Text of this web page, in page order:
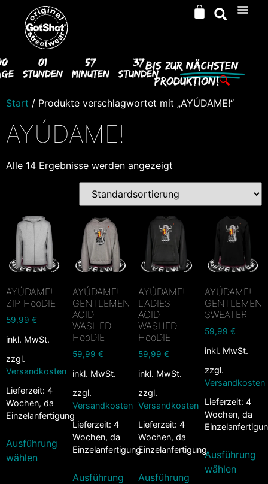
01
Stunden
57
Minuten
36
Stunden
Bis ZurNächsten
Produktion!🔍
Start / Produkte verschlagwortet mit „AYÚDAME!“
AYÚDAME!
Alle 14 Ergebnisse werden angezeigt
AYÚDAME!
ZIP HooDIE
59,99 €
inkl. MwSt.
zzgl.
Versandkosten
Lieferzeit: 4
Wochen, da
Einzelanfertigung
Ausführung
wählen
AYÚDAME!
GENTLEMEN
ACID
WASHED
HooDIE
59,99 €
inkl. MwSt.
zzgl.
Versandkosten
Lieferzeit: 4
Wochen, da
Einzelanfertigung
Ausführung
AYÚDAME!
LADIES
ACID
WASHED
HooDIE
59,99€
inkl. MwSt.
zzgl.
Versandkosten
Lieferzeit:4
Wochen, da
Einzelanfertigung
Ausführung
AYÚDAME!
GENTLEMEN
SWEATER
59,99 €
inkl. MwSt.
zzgl.
Versandkosten
Lieferzeit: 4
Wochen, da
Ausführung
wählen